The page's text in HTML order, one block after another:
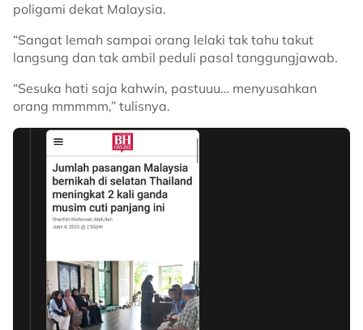
poligami dekat Malaysia.
“Sangat lemah sampai orang lelaki tak tahu takut
langsung dan tak ambil peduli pasal tanggungjawab.
“Sesuka hati saja kahwin, pastuuu… menyusahkan
orang mmmmm,” tulisnya.